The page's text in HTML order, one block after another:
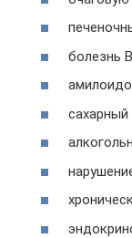
болезнь